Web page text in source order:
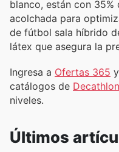
blanco, están con
acolchada para
de fútbol sala híbrido
látex que asegura la
Ingresa a Ofertas 365
catálogos de Decathlon
niveles.
Últimos